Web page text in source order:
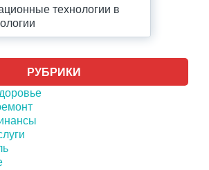
технологии в
РУБРИКИ